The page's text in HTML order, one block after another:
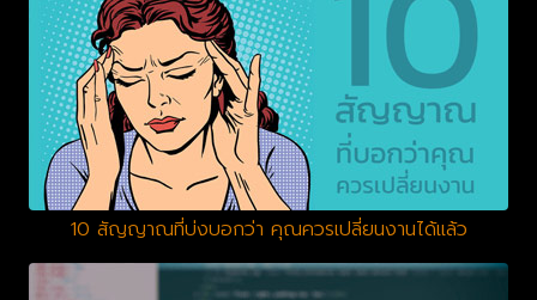
10 สัญญาณที่บ่งบอกว่า คุณควรเปลี่ยนงานได้แล้ว